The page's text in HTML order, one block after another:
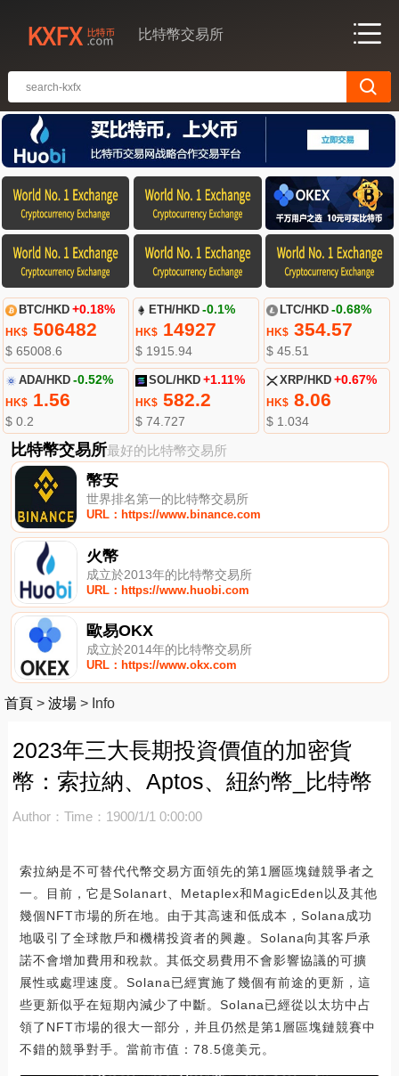
比特幣交易所
BTC/HKD +0.18%
HK$506482
$ 65008.6
ETH/HKD -0.1%
HK$ 14927
$ 1915.94
LTC/HKD -0.68%
HK$354.57
$ 45.51
ADA/HKD -0.52%
HK$1.56
$ 0.2
SOL/HKD +1.11%
HK$ 582.2
$ 74.727
XRP/HKD +0.67%
HK$8.06
$ 1.034
比特幣交易所最好的比特幣交易所
幣安
世界排名第一的比特幣交易所
URL：https://www.binance.com
火幣
成立於2013年的比特幣交易所
URL：https://www.huobi.com
歐易OKX
成立於2014年的比特幣交易所
URL：https://www.okx.com
首頁 > 波場 > Info
2023年三大長期投資價值的加密貨
幣：索拉納、Aptos、紐約幣_比特幣
Author： Time：1900/1/1 0:00:00
索拉納是不可替代代幣交易方面領先的第1層區塊鏈競爭者之
一。目前，它是Solanart、Metaplex和MagicEden以及其他
幾個NFT市場的所在地。由于其高速和低成本，Solana成功
地吸引了全球散戶和機構投資者的興趣。Solana向其客戶承
諾不會增加費用和稅款。其低交易費用不會影響協議的可擴
展性或處理速度。Solana已經實施了幾個有前途的更新，這
些更新似乎在短期內減少了中斷。Solana已經從以太坊中占
領了NFT市場的很大一部分，并且仍然是第1層區塊鏈競賽中
不錯的競爭對手。當前市值：78.5億美元。